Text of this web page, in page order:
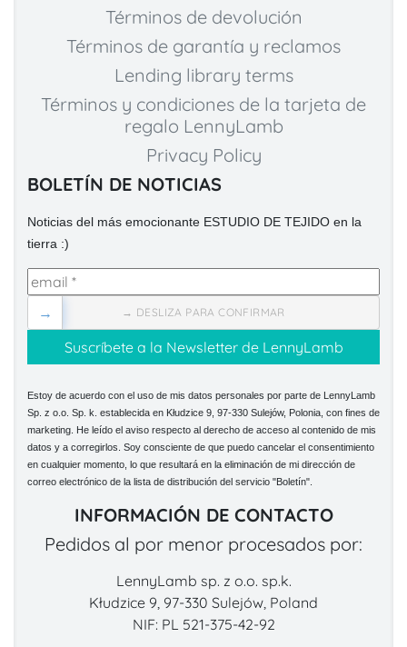
Términos de devolución
Términos de garantía y reclamos
Lending library terms
Términos y condiciones de la tarjeta de
regalo LennyLamb
Privacy Policy
BOLETÍN DE NOTICIAS
Noticias del más emocionante ESTUDIO DE TEJIDO en la
tierra :)
→ DESLIZA PARA CONFIRMAR
→
Estoy de acuerdo con el uso de mis datos personales por parte de LennyLamb
Sp. z o.o. Sp. k. establecida en Kłudzice 9, 97-330 Sulejów, Polonia, con fines de
marketing. He leído el aviso respecto al derecho de acceso al contenido de mis
datos y a corregirlos. Soy consciente de que puedo cancelar el consentimiento
en cualquier momento, lo que resultará en la eliminación de mi dirección de
correo electrónico de la lista de distribución del servicio "Boletín".
INFORMACIÓN DE CONTACTO
Pedidos al por menor procesados por:
LennyLamb sp. z o.o. sp.k.
Kłudzice 9, 97-330 Sulejów, Poland
NIF: PL 521-375-42-92